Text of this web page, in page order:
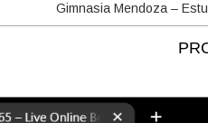
Gimnasia Mendoza –